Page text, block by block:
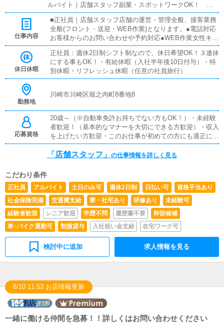
ルバイト｜店舗スタッフ副業・スポットワークOK！ ス
ポットご希望の方は21時以降～軽作業・賞与年2回（業績
による）・昇給(年2回、能力次第で変則昇給あり)・社会保
険完備・残業代支給・扶養手当（配偶者：月10,000円）・
子供手当（お子様1名につき：月5,000円）・特別手当・役
職手当・大入り袋（業績による）・交通費30,000円まで支
給・日払い制度あり・社員旅行年1回（会社負担※希望者の
み参加）・1R寮完備（家賃補助あり）・資格手当（TOEIC
700以上、HSK５級以上[中国語検定]取得者：月30,000円）
仕事内容
■正社員｜店舗スタッフ店舗の運営・管理全般、接客業務
全般(フロント・送迎・WEB作業)となります。●電話対応
お客様からのお問い合わせや予約対応●WEB作業女性キャ
ストの画像やプロフィール、シフト登録、HPの更新作業●
お客様、女性キャスト対応お客様、キャストの送迎、お客
様のご案内●マネジメントキャストの勤怠管理やスケジュ
ール確認●その他清掃や備品管理等、店舗運営のサポート
先輩スタッフがマンツーマンでつきます。個人の適正に応
す。わからないところを聞きやすい環境を作っていますの
で、業界未経験の方もご安心ください。■アルバイト｜店
舗スタッフ清掃、受付・ご案内などの接客、備品補充・タ
オル回収などを行っていただきます。
休日休暇
正社員：週休2日制シフト制なので、休日希望OK！３連休
にする事もOK！・有給休暇（入社半年後10日付与）・特
別休暇・リフレッシュ休暇（任意の社員旅行）
勤務地
川崎市川崎区堀之内町8番地8
応募資格
20歳～（※自動車免許お持ちでない方もOK！）・未経験
者歓迎！（基本的なマナーを大切にできる方歓迎）・収入
を上げたい方歓迎・このお仕事が初めての方にも適正に応
じた教育を行いますので、スピーディに成長いただけま
す！
「店舗スタッフ」 の仕事情報を詳しく見る
こだわり条件
正社員 アルバイト 土日のみ可 週休2日制 日払い可
資格手当あり
社会保険完備
交通費支給 寮・社宅あり 研修あり
未経験可
経験者歓迎
シニア歓迎 学歴不問 履歴書不要
幹部候補
車･バイク通勤可
制服貸与 入社祝い金支給 在宅ワーク可
検討中に追加 求人情報を見る
8/10 11:53 お店情報更新
一緒に働ける仲間を急募！！詳しくはお問い合わせください